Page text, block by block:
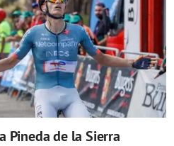
Pineda de la Sierra